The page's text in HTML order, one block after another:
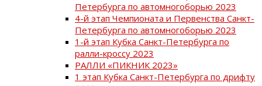
Петербурга по автомногоборью 2023
4-й этап Чемпионата и Первенства Санкт-
Петербурга по автомногоборью 2023
1-й этап Кубка Санкт-Петербурга по
ралли-кроссу 2023
РАЛЛИ «ПИКНИК 2023»
1 этап Кубка Санкт-Петербурга по дрифту